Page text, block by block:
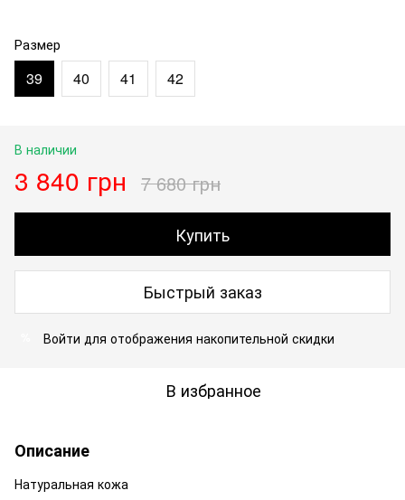
Размер
39 40 41 42
В наличии
3 840 грн 7 680 грн
Купить
Быстрый заказ
Войти для отображения накопительной скидки
В избранное
Описание
Натуральная кожа